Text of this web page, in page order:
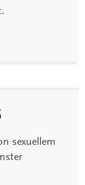
sexuellem